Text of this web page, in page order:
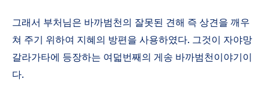
그래서 부처님은 바까범천의 잘못된 견해 즉 상견을 깨우
쳐 주기 위하여 지혜의 방편을 사용하였다. 그것이 자야망
갈라가타에 등장하는 여덟번째의 게송 바까범천이야기이
다.